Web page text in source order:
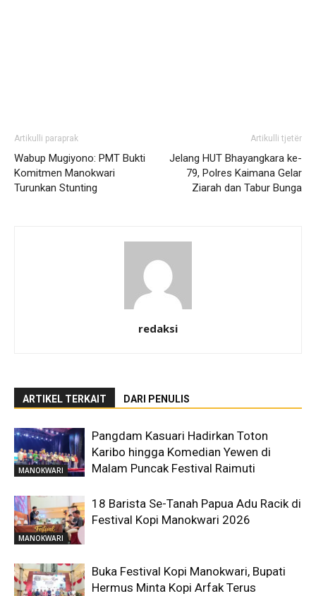
Artikulli paraprak
Wabup Mugiyono: PMT Bukti
Komitmen Manokwari
Turunkan Stunting
Artikulli tjetër
Jelang HUT Bhayangkara ke-
79, Polres Kaimana Gelar
Ziarah dan Tabur Bunga
redaksi
ARTIKEL TERKAIT DARI PENULIS
MANOKWARI
Pangdam Kasuari Hadirkan Toton
Karibo hingga Komedian Yewen di
Malam Puncak Festival Raimuti
MANOKWARI
18 Barista Se-Tanah Papua Adu Racik di
Festival Kopi Manokwari 2026
Buka Festival Kopi Manokwari, Bupati
Hermus Minta Kopi Arfak Terus